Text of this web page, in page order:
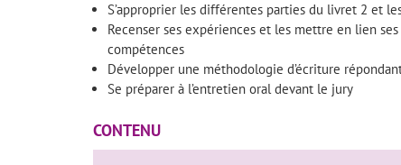
S’approprier les différentes parties du livret 2 et
Recenser ses expériences et les mettre en lien
compétences
Développer une méthodologie d’écriture
Se préparer à l’entretien oral devant le jury
CONTENU